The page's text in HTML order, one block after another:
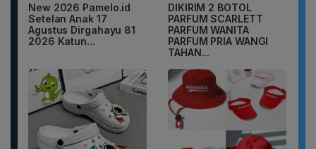
New 2026 Pamelo.id
Setelan Anak 17
Agustus Dirgahayu 81
2026 Katun...
DIKIRIM 2 BOTOL
PARFUM SCARLETT
PARFUM WANITA
PARFUM PRIA WANGI
TAHAN...